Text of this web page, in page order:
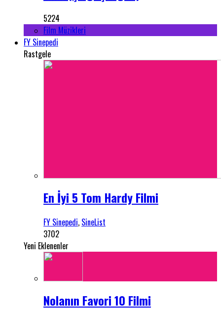
5224
Film Müzikleri
FY Sinepedi
Rastgele
En İyi 5 Tom Hardy Filmi
FY Sinepedi, SineList
3702
Yeni Eklenenler
Nolanın Favori 10 Filmi